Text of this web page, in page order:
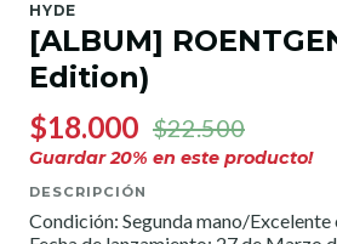
HYDE
[ALBUM]
Edition)
$18.000 $22.500
Guardar20% en este producto!
DESCRIPCIÓN
Condición: Segunda mano/Excelente